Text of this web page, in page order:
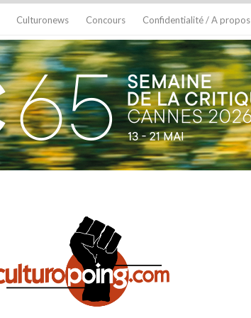
Culturonews Concours Confidentialité / A propos